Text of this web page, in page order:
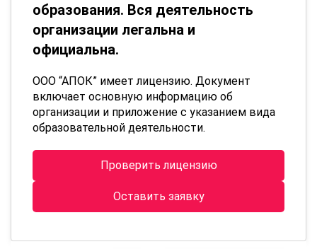
образования. Вся деятельность
организации легальна и
официальна.
ООО “АПОК” имеет лицензию. Документ
включает основную информацию об
организации и приложение с указанием вида
образовательной деятельности.
Проверить лицензию
Оставить заявку